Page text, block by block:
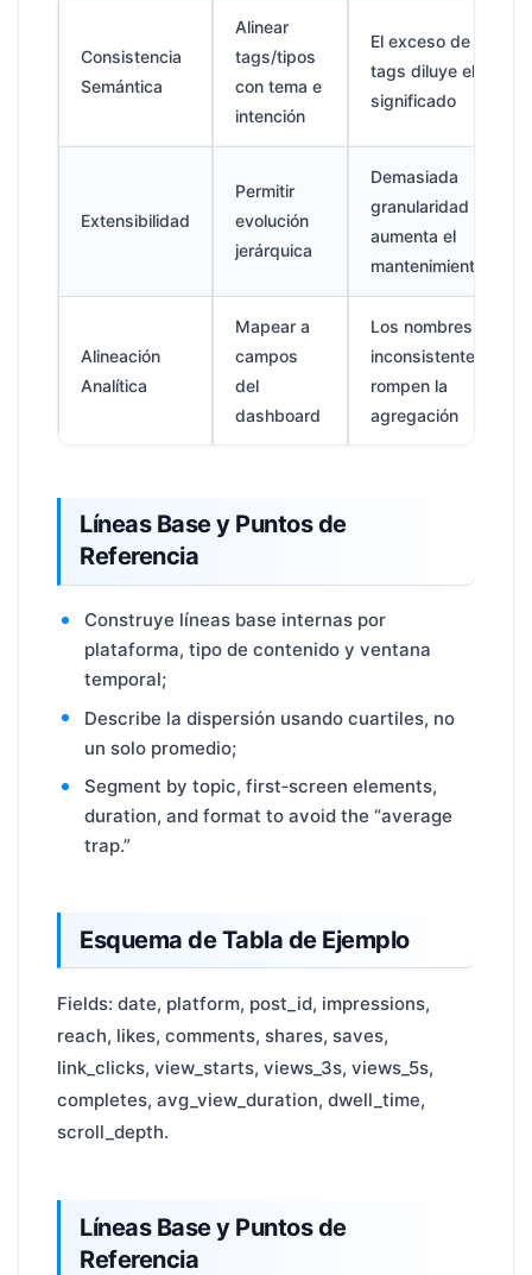
Consistencia
Semántica
Alinear
tags/tipos
con tema e
intención
El exceso de
tags diluye el
significado
Extensibilidad
Permitir
evolución
jerárquica
Demasiada
granularidad
aumenta el
mantenimiento
Alineación
Analítica
Mapear a
campos
del
dashboard
Los nombres
inconsistentes
rompen la
agregación
Líneas Base y Puntos de
Referencia
Construye líneas base internas por
plataforma, tipo de contenido y ventana
temporal;
Describe la dispersión usando cuartiles, no
un solo promedio;
Segment by topic, first‑screen elements,
duration, and format to avoid the “average
trap.”
Esquema de Tabla de Ejemplo
Fields: date, platform, post_id, impressions,
reach, likes, comments, shares, saves,
link_clicks, view_starts, views_3s, views_5s,
completes, avg_view_duration, dwell_time,
scroll_depth.
Líneas Base y Puntos de
Referencia